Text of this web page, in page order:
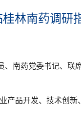
林南药调研
南药党委书记、联
产品开发、技术创